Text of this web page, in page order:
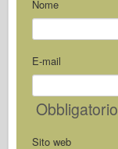
Nome
E-mail
Obbligatorio
Sito web